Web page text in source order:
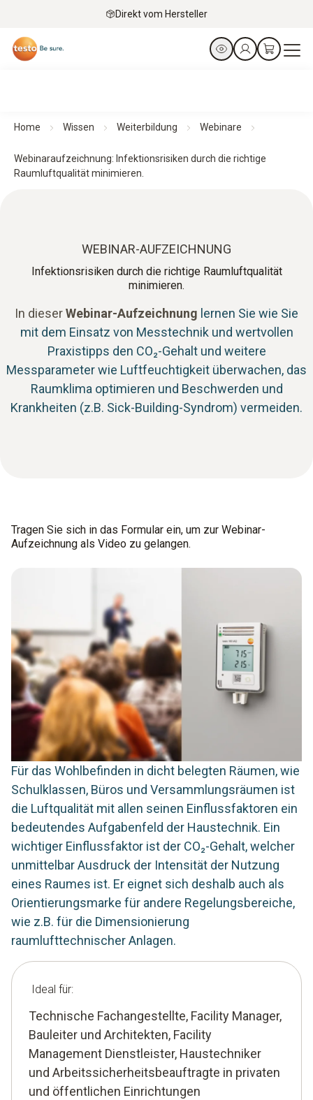
Direkt vom Hersteller
Home Wissen Weiterbildung Webinare
Webinaraufzeichnung: Infektionsrisiken durch die richtige
Raumluftqualität minimieren.
WEBINAR-AUFZEICHNUNG
Infektionsrisiken durch die richtige Raumluftqualität
minimieren.
In dieserWebinar-Aufzeichnung lernen Sie wie Sie
mit dem Einsatz von Messtechnik und wertvollen
Praxistipps den CO₂-Gehalt und weitere
Messparameter wie Luftfeuchtigkeit überwachen, das
Raumklima optimieren und Beschwerden und
Krankheiten (z.B. Sick-Building-Syndrom) vermeiden.
Tragen Sie sich in das Formular ein, um zur Webinar-
Aufzeichnung als Video zu gelangen.
Für das Wohlbefinden in dicht belegten Räumen, wie
Schulklassen, Büros und Versammlungsräumen ist
die Luftqualität mit allen seinen Einflussfaktoren ein
bedeutendes Aufgabenfeld der Haustechnik. Ein
wichtiger Einflussfaktor ist der CO₂-Gehalt, welcher
unmittelbar Ausdruck der Intensität der Nutzung
eines Raumes ist. Er eignet sich deshalb auch als
Orientierungsmarke für andere Regelungsbereiche,
wie z.B. für die Dimensionierung
raumlufttechnischer Anlagen.
Ideal für:
Technische Fachangestellte, Facility Manager,
Bauleiter und Architekten, Facility
Management Dienstleister, Haustechniker
und Arbeitssicherheitsbeauftragte in privaten
und öffentlichen Einrichtungen